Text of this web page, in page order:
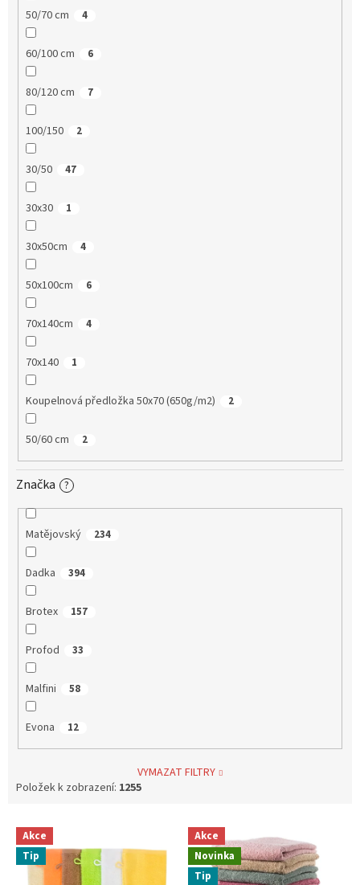
50/70 cm 4
60/100 cm 6
80/120 cm 7
100/150 2
30/50 47
30x30 1
30x50cm 4
50x100cm 6
70x140cm 4
70x140 1
Koupelnová předložka 50x70 (650g/m2) 2
50/60 cm 2
Značka ?
Matějovský 234
Dadka 394
Brotex 157
Profod 33
Malfini 58
Evona 12
VYMAZAT FILTRY
Položek k zobrazení: 1255
p
Akce
Tip
Akce
Novinka
Tip